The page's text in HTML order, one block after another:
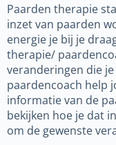
Paarden therapie
inzet van paarden
energie je bij je
therapie/
veranderingen die
paardencoach help
informatie van de
bekijken hoe je dat
om de gewenste